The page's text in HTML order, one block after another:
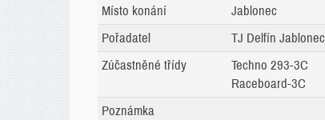
Místo konání
Jablonec
Pořadatel
TJ Delfín Jablonec
Zúčastněné třídy
Techno 293-3C
Raceboard-3C
Poznámka